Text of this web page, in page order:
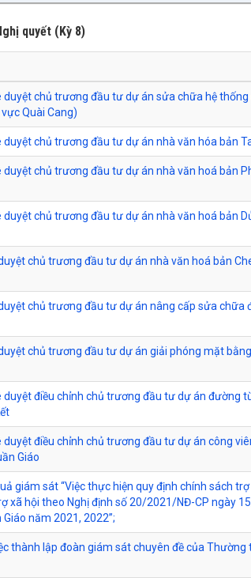
quyết (Kỳ 8)
duyệt chủ trương đầu tư dự án sửa chữa hệ thống
Quài Cang)
duyệt chủ trương đầu tư dự án nhà văn hóa bản
duyệt chủ trương đầu tư dự án nhà văn hoá bản
duyệt chủ trương đầu tư dự án nhà văn hoá bản
chủ trương đầu tư dự án nhà văn hoá bản
chủ trương đầu tư dự án nâng cấp sửa chữa
chủ trương đầu tư dự án giải phóng mặt
duyệt điều chỉnh chủ trương đầu tư dự án đường
duyệt điều chỉnh chủ trương đầu tư dự án công
Giáo
giám sát “Việc thực hiện quy định chính sách
xã hội theo Nghị định số 20/2021/NĐ-CP ngày
năm 2021, 2022”;
thành lập đoàn giám sát chuyên đề của Thường